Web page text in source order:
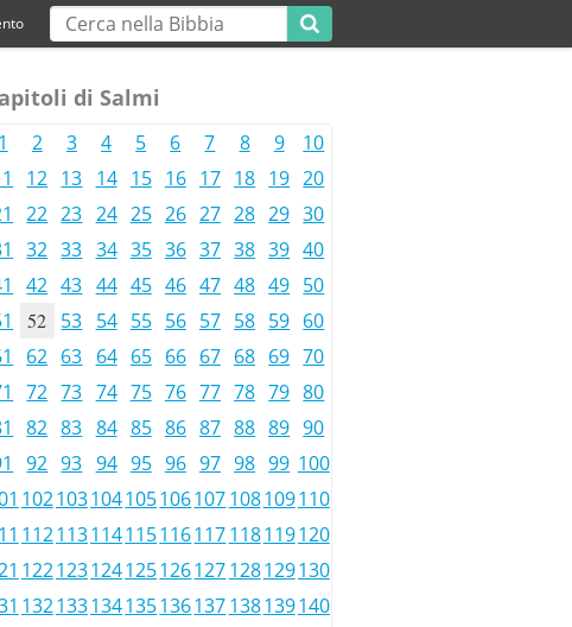
di Salmi
1 2 3 4 5 6 7 8 9
10
12 13 14 15 16 17 18 19 20
22 23 24 25 26 27 28 29 30
32 33 34 35 36 37 38 39 40
42 43 44 45 46 47 48 49 50
52 53 54 55 56 57 58 59 60
62 63 64 65 66 67 68 69 70
72 73 74 75 76 77 78 79 80
82 83 84 85 86 87 88 89 90
92 93 94 95 96 97 98 99 100
102103104105106107108109110
112113114115116117118119120
122123124125126127128129130
132133134135136137138139140